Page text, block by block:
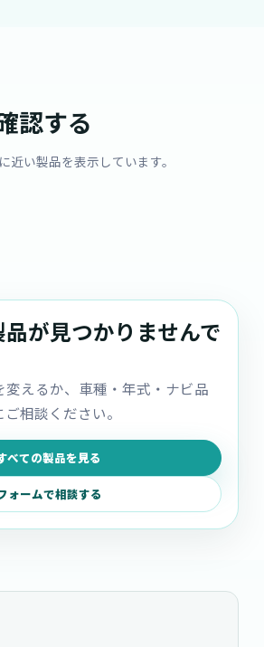
認する
近い製品を表示しています。
が見つかりませんで
変えるか、車種・年式・ナビ品
相談ください。
べての製品を見る
ォームで相談する